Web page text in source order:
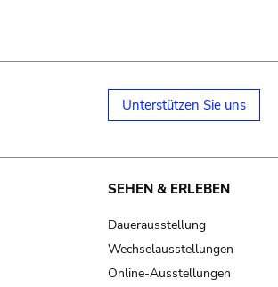
Unterstützen Sie uns
SEHEN & ERLEBEN
Dauerausstellung
Wechselausstellungen
Online-Ausstellungen